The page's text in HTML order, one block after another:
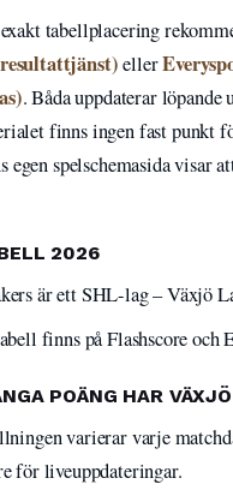
tabellplacering
eller
. Båda uppdaterar löpande
finns ingen fast punkt
egen spelschemasida visar
2026
är ett SHL-lag – Växjö
finns på Flashscore och
POÄNG HAR
varierar varje
för liveuppdateringar.